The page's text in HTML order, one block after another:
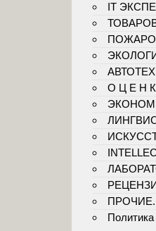
IT
О Ц Е Н
Политика